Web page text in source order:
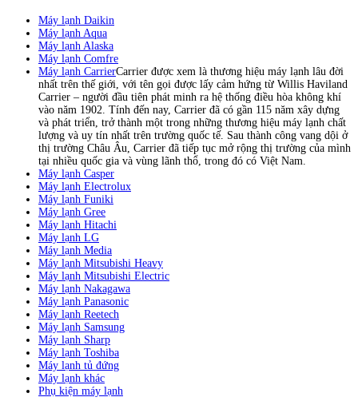
Máy lạnh Daikin
Máy lạnh Aqua
Máy lạnh Alaska
Máy lạnh Comfre
Máy lạnh CarrierCarrier được xem là thương hiệu máy lạnh lâu đời
nhất trên thế giới, với tên gọi được lấy cảm hứng từ Willis Haviland
Carrier – người đầu tiên phát minh ra hệ thống điều hòa không khí
vào năm 1902. Tính đến nay, Carrier đã có gần 115 năm xây dựng
và phát triển, trở thành một trong những thương hiệu máy lạnh chất
lượng và uy tín nhất trên trường quốc tế. Sau thành công vang dội ở
thị trường Châu Âu, Carrier đã tiếp tục mở rộng thị trường của mình
tại nhiều quốc gia và vùng lãnh thổ, trong đó có Việt Nam.
Máy lạnh Casper
Máy lạnh Electrolux
Máy lạnh Funiki
Máy lạnh Gree
Máy lạnh Hitachi
Máy lạnh LG
Máy lạnh Media
Máy lạnh Mitsubishi Heavy
Máy lạnh Mitsubishi Electric
Máy lạnh Nakagawa
Máy lạnh Panasonic
Máy lạnh Reetech
Máy lạnh Samsung
Máy lạnh Sharp
Máy lạnh Toshiba
Máy lạnh tủ đứng
Máy lạnh khác
Phụ kiện máy lạnh